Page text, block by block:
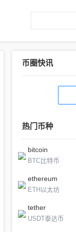
币圈快讯
热门币种
bitcoin
BTC比特币
ethereum
ETH以太坊
tether
USDT泰达币